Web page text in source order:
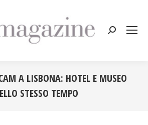
Cerca:
A LISBONA: HOTEL E MUSEO
STESSO TEMPO